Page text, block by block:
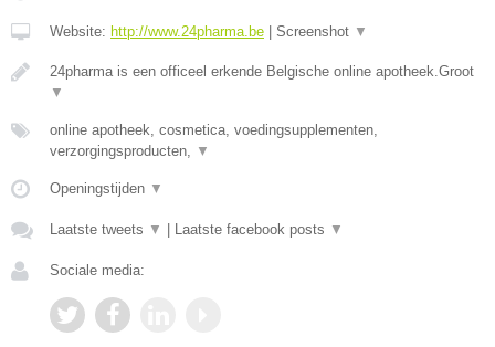
Website: http://www.24pharma.be Screenshot ▼
24pharma is een officeel erkende Belgische online apotheek.Groot
▼
online apotheek, cosmetica, voedingsupplementen,
verzorgingsproducten, ▼
Openingstijden ▼
Laatste tweets ▼ Laatste facebook posts ▼
Sociale media: